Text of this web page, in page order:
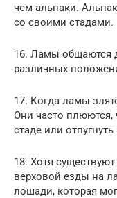
чем альпаки.
со своими стадами.
16. Ламы общаются
различных
17. Когда ламы
Они часто плюются,
стаде или
18. Хотя
верховой езды на
лошади, которая